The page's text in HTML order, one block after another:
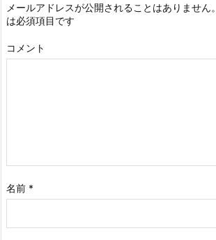
メールアドレスが公開されることはありません。
は必須項目です
コメント
名前 *